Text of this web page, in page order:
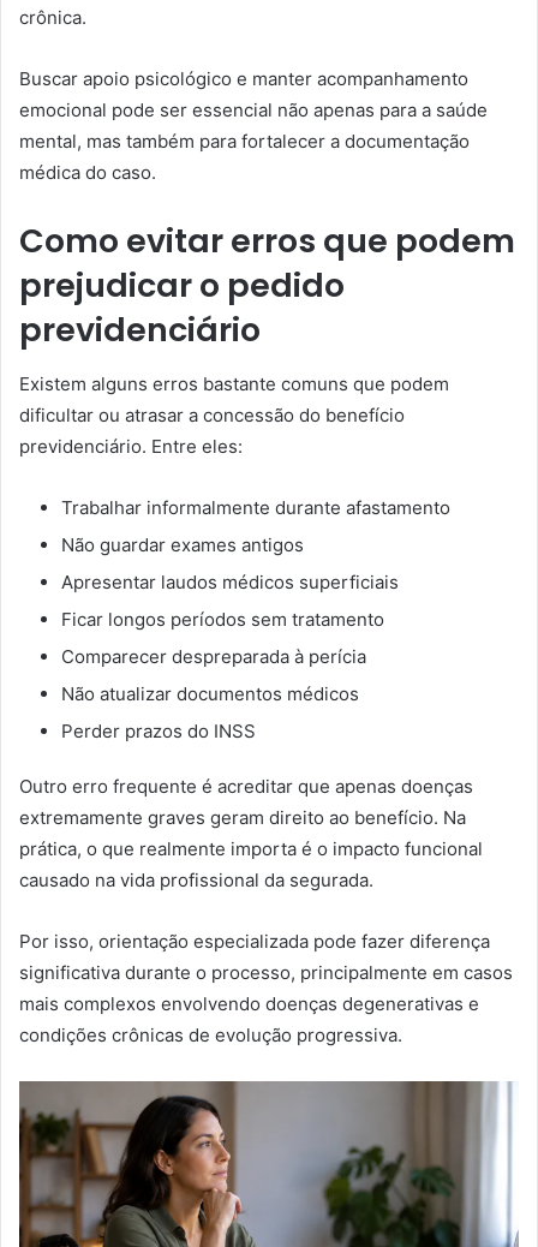
crônica.
Buscar apoio psicológico e manter acompanhamento
emocional pode ser essencial não apenas para a saúde
mental, mas também para fortalecer a documentação
médica do caso.
Como evitar erros que podem
prejudicar o pedido
previdenciário
Existem alguns erros bastante comuns que podem
dificultar ou atrasar a concessão do benefício
previdenciário. Entre eles:
Trabalhar informalmente durante afastamento
Não guardar exames antigos
Apresentar laudos médicos superficiais
Ficar longos períodos sem tratamento
Comparecer despreparada à perícia
Não atualizar documentos médicos
Perder prazos do INSS
Outro erro frequente é acreditar que apenas doenças
extremamente graves geram direito ao benefício. Na
prática, o que realmente importa é o impacto funcional
causado na vida profissional da segurada.
Por isso, orientação especializada pode fazer diferença
significativa durante o processo, principalmente em casos
mais complexos envolvendo doenças degenerativas e
condições crônicas de evolução progressiva.